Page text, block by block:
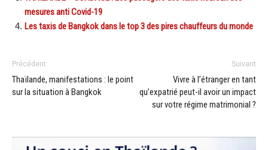
mesures anti Covid-19
Les taxis de Bangkok dans le top 3 des pires chauffeurs du monde
Précédent
Thaïlande, manifestations : le point
sur la situation à Bangkok
Suivant
Vivre à l’étranger en tant
qu’expatrié peut-il avoir un impact
sur votre régime matrimonial ?